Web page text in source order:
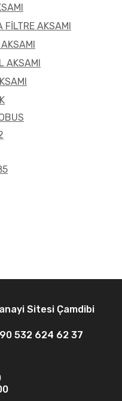
FİLTRE AKSAMI
AKSAMI
Sitesi Çamdibi
532 624 62 37